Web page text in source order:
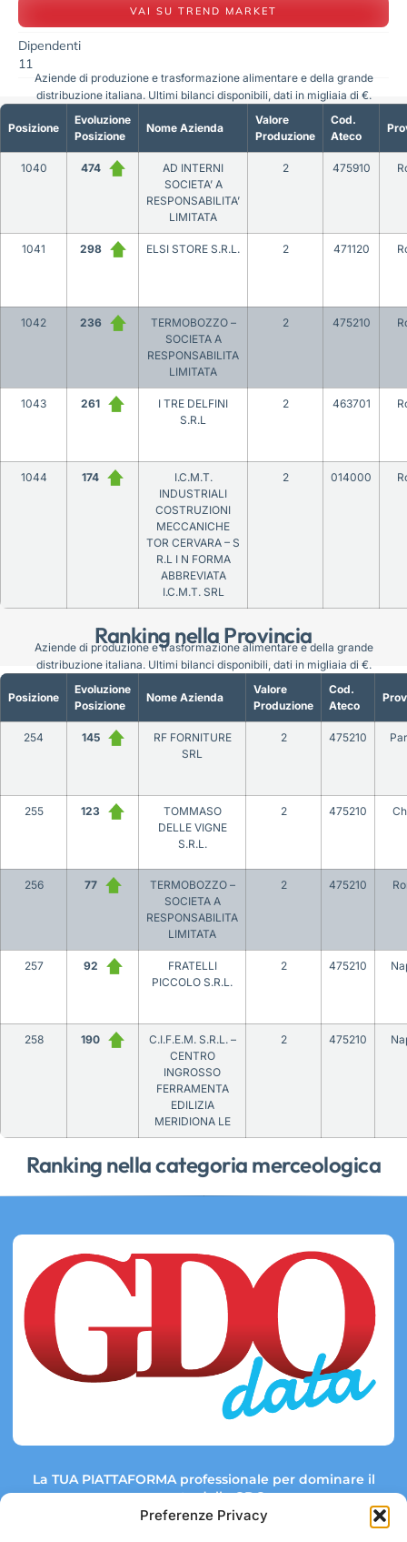
Preferenze Privacy
VAI SU TREND MARKET
Dipendenti
11
Ranking nella Provincia
Posizione
Evoluzione
Posizione
Nome Azienda
Valore
Produzione
Cod.
Ateco
1040 474
AD INTERNI
SOCIETA’ A
RESPONSABILITA’
LIMITATA
2 475910
1041 298 ELSI STORE S.R.L. 2 471120
1042 236
TERMOBOZZO –
SOCIETA A
RESPONSABILITA
LIMITATA
2 475210
1043 261
I TRE DELFINI
S.R.L
2 463701
1044 174
I.C.M.T.
INDUSTRIALI
COSTRUZIONI
MECCANICHE
TOR CERVARA – S
R.L I N FORMA
ABBREVIATA
I.C.M.T. SRL
2 014000
Aziende di produzione e trasformazione alimentare e della grande
distribuzione italiana. Ultimi bilanci disponibili, dati in migliaia di €.
Ranking nella categoria merceologica
Posizione
Evoluzione
Posizione
Nome Azienda
Valore
Produzione
Cod.
Ateco
254 145
RF FORNITURE
SRL
2 475210
255 123
TOMMASO
DELLE VIGNE
S.R.L.
2 475210
256 77
TERMOBOZZO –
SOCIETA A
RESPONSABILITA
LIMITATA
2 475210
257 92
FRATELLI
PICCOLO S.R.L.
2 475210
258 190
C.I.F.E.M. S.R.L. –
CENTRO
INGROSSO
FERRAMENTA
EDILIZIA
MERIDIONA LE
2 475210
Aziende di produzione e trasformazione alimentare e della grande
distribuzione italiana. Ultimi bilanci disponibili, dati in migliaia di €.
La TUA PIATTAFORMA professionale per dominare il
mercato della GDO.